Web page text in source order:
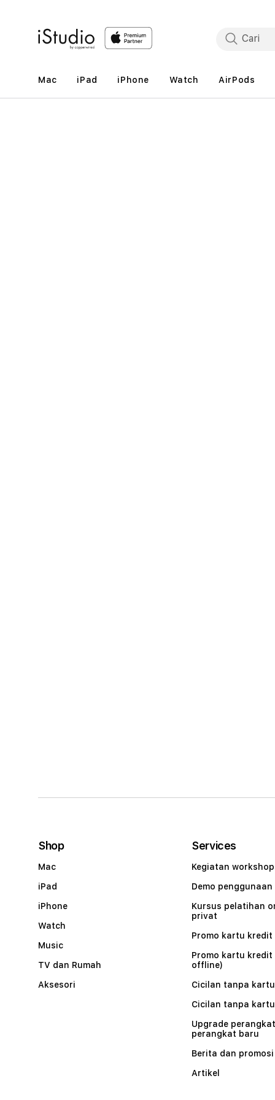
Mac iPad iPhone Watch AirPods
Shop
Mac
iPad
iPhone
Watch
Music
TV dan Rumah
Aksesori
Services
Kegiatan workshop
Demo penggunaan
Kursus pelatihan
privat
Promo kartu kredit
Promo kartu kredit
offline)
Cicilan tanpa
Cicilan tanpa
Upgrade
perangkat baru
Berita dan promosi
Artikel